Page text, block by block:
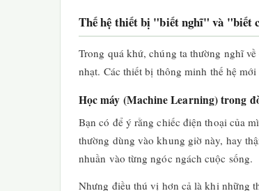
Thế hệ thiết bị "biết nghĩ" và "biết
Trong quá khứ, chúng ta thường nghĩ
nhạt. Các thiết bị thông minh thế hệ
Học máy (Machine Learning) trong
Bạn có để ý rằng chiếc điện thoại của
thường dùng vào khung giờ này, hay
nhuần vào từng ngóc ngách cuộc sống.
Nhưng điều thú vị hơn cả là khi những